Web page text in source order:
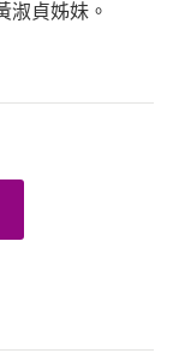
淑貞姊妹。